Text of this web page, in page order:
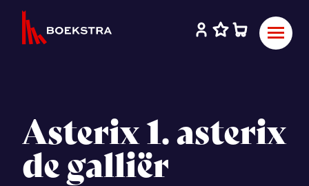
Asterix 1. asterix
de galliër